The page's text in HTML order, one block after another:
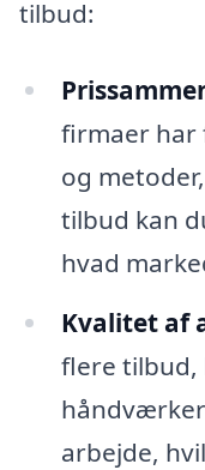
tilbud:
firmaer har
og
tilbud kan
hvad
Kvalitet af
flere tilbud,
arbejde,